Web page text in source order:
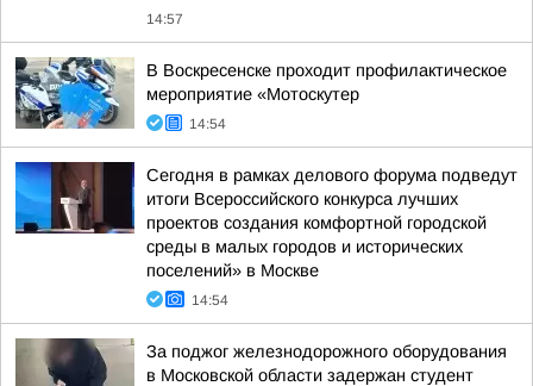
14:57
В Воскресенске проходит профилактическое
мероприятие «Мотоскутер
14:54
Сегодня в рамках делового форума подведут
итоги Всероссийского конкурса лучших
проектов создания комфортной городской
среды в малых городов и исторических
поселений» в Москве
14:54
За поджог железнодорожного оборудования
в Московской области задержан студент